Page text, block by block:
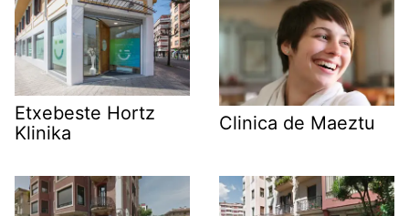
Etxebeste Hortz
Klinika
Clinica de Maeztu